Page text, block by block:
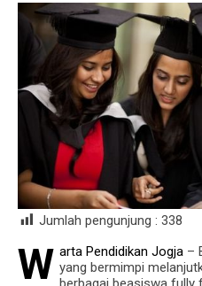
Jumlah pengunjung : 338
W arta Pendidikan Jogja –
yang bermimpi